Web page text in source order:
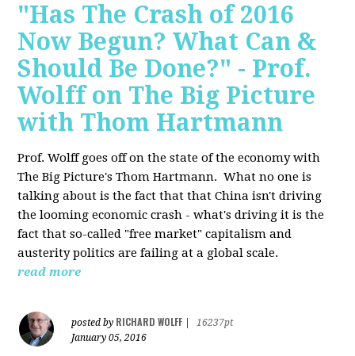
"Has The Crash of 2016
Now Begun? What Can &
Should Be Done?" - Prof.
Wolff on The Big Picture
with Thom Hartmann
Prof. Wolff goes off on the state of the economy with
The Big Picture's Thom Hartmann. What no one is
talking about is the fact that that China isn't driving
the looming economic crash - what's driving it is the
fact that so-called "free market" capitalism and
austerity politics are failing at a global scale.
read more
posted by RICHARD WOLFF
16237pt
January 05, 2016